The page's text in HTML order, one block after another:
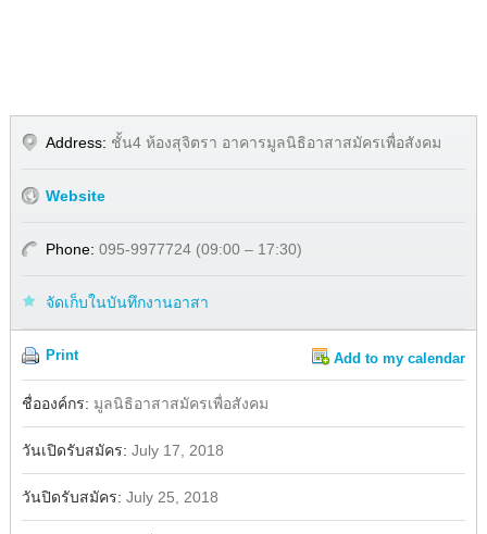
Address: ชั้น4 ห้องสุจิตรา อาคารมูลนิธิอาสาสมัครเพื่อสังคม
Website
Phone: 095-9977724 (09:00 – 17:30)
จัดเก็บในบันทึกงานอาสา
Print Add to my calendar
ชื่อองค์กร: มูลนิธิอาสาสมัครเพื่อสังคม
วันเปิดรับสมัคร: July 17, 2018
วันปิดรับสมัคร: July 25, 2018